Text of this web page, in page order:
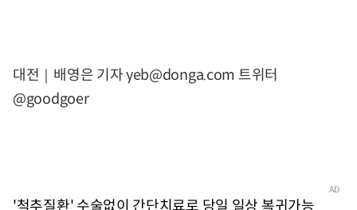
대전｜배영은 기자 yeb@donga.com 트위터
@goodgoer